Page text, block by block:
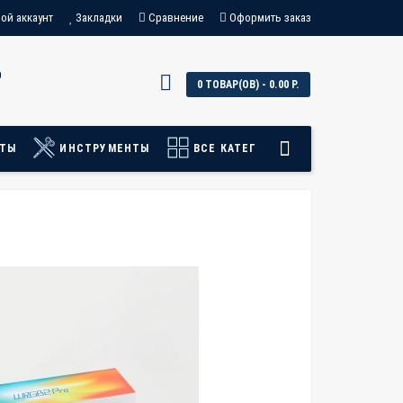
аккаунт Закладки Сравнение Оформить заказ
0 ТОВАР(ОВ) - 0.00 Р.
ИНСТРУМЕНТЫ ВСЕ КАТЕГОРИИ